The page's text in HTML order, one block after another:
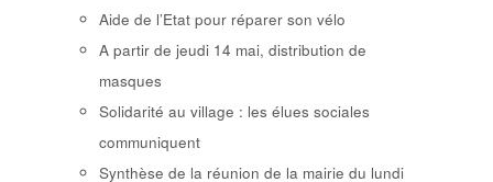
Aide de l’Etat pour réparer son vélo
A partir de jeudi 14 mai, distribution de
masques
Solidarité au village : les élues sociales
communiquent
Synthèse de la réunion de la mairie du lundi